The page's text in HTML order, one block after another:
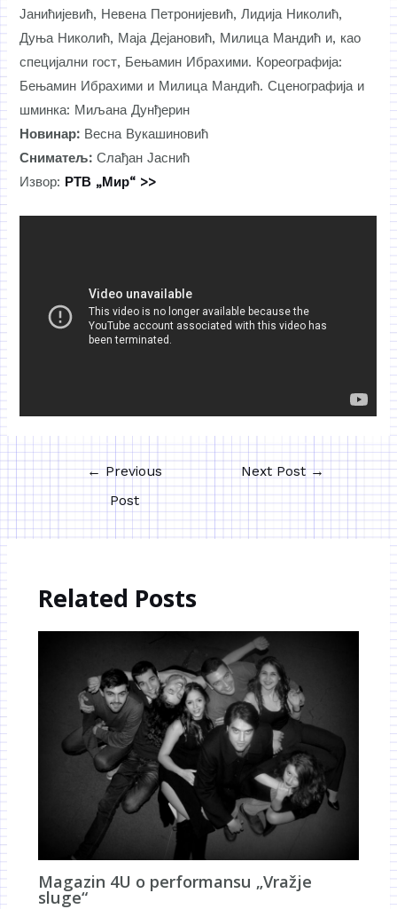
Јанићијевић, Невена Петронијевић, Лидија Николић,
Дуња Николић, Маја Дејановић, Милица Мандић и, као
специјални гост, Бењамин Ибрахими. Кореографија:
Бењамин Ибрахими и Милица Мандић. Сценографија и
шминка: Миљана Дунђерин
Новинар: Весна Вукашиновић
Сниматељ: Слађан Јаснић
Извор: РТВ „Мир“ >>
←Previous
Post
Next Post→
Related Posts
Magazin 4U o performansu „Vražje
sluge“